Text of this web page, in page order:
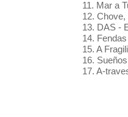
11. Mar a
12.
13. DAS -
14.
15. A
16.
17. A-